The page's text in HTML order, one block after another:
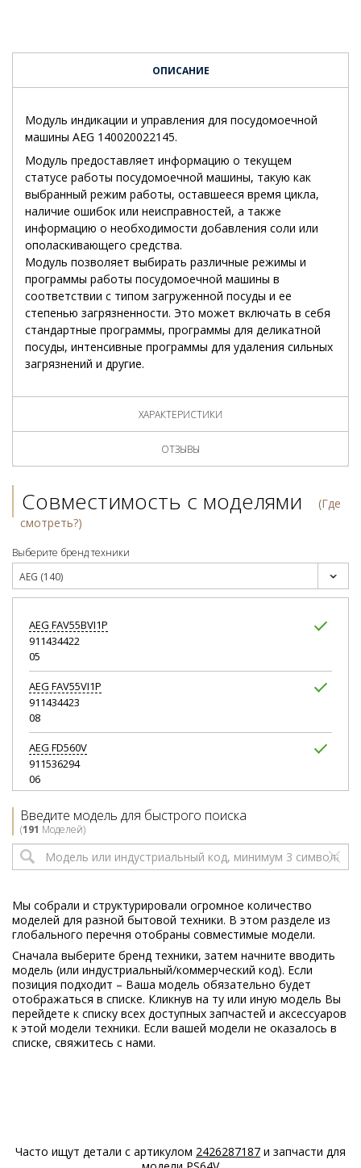
ОПИСАНИЕ
Модуль индикации и управления для посудомоечной
машины AEG 140020022145.
Модуль предоставляет информацию о текущем
статусе работы посудомоечной машины, такую как
выбранный режим работы, оставшееся время цикла,
наличие ошибок или неисправностей, а также
информацию о необходимости добавления соли или
ополаскивающего средства.
Модуль позволяет выбирать различные режимы и
программы работы посудомоечной машины в
соответствии с типом загруженной посуды и ее
степенью загрязненности. Это может включать в себя
стандартные программы, программы для деликатной
посуды, интенсивные программы для удаления сильных
загрязнений и другие.
ХАРАКТЕРИСТИКИ
ОТЗЫВЫ
Совместимость с моделями
(Где
смотреть?)
Выберите бренд техники
AEG (140)
AEG FAV55BVI1P
911434422
05
AEG FAV55VI1P
911434423
08
AEG FD560V
911536294
06
911074025
10
AEGFD660VP
04
AEGFD770VP
911434425
07
AEGFFB62630PM
911444377
01
00
Введите модель для быстрого поиска
(191 Моделей)
Мы собрали и структурировали огромное количество
моделей для разной бытовой техники. В этом разделе из
глобального перечня отобраны совместимые модели.
Сначала выберите бренд техники, затем начните вводить
модель (или индустриальный/коммерческий код). Если
позиция подходит – Ваша модель обязательно будет
отображаться в списке. Кликнув на ту или иную модель Вы
перейдете к списку всех доступных запчастей и аксессуаров
к этой модели техники. Если вашей модели не оказалось в
списке, свяжитесь с нами.
Часто ищут детали с артикулом 2426287187 и запчасти для